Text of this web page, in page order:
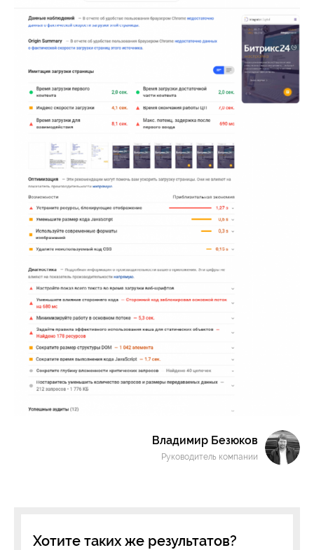
Владимир Безюков
Руководитель компании
Хотите таких же результатов?